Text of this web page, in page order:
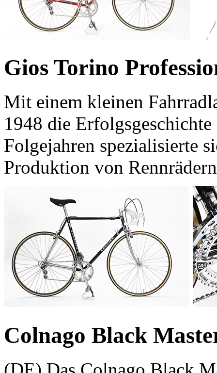
Gios Torino
Mit einem kleinen
1948 die
Folgejahren spezialisierte
Produktion von
Colnago Black